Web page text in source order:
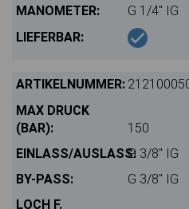
G 1/4" IG
150
G 3/8" IG
G 3/8" IG